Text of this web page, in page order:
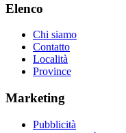
Elenco
Chi siamo
Contatto
Località
Province
Marketing
Pubblicità